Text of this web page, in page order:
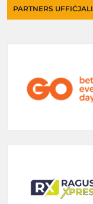
PARTNERS UFFIĊJALI